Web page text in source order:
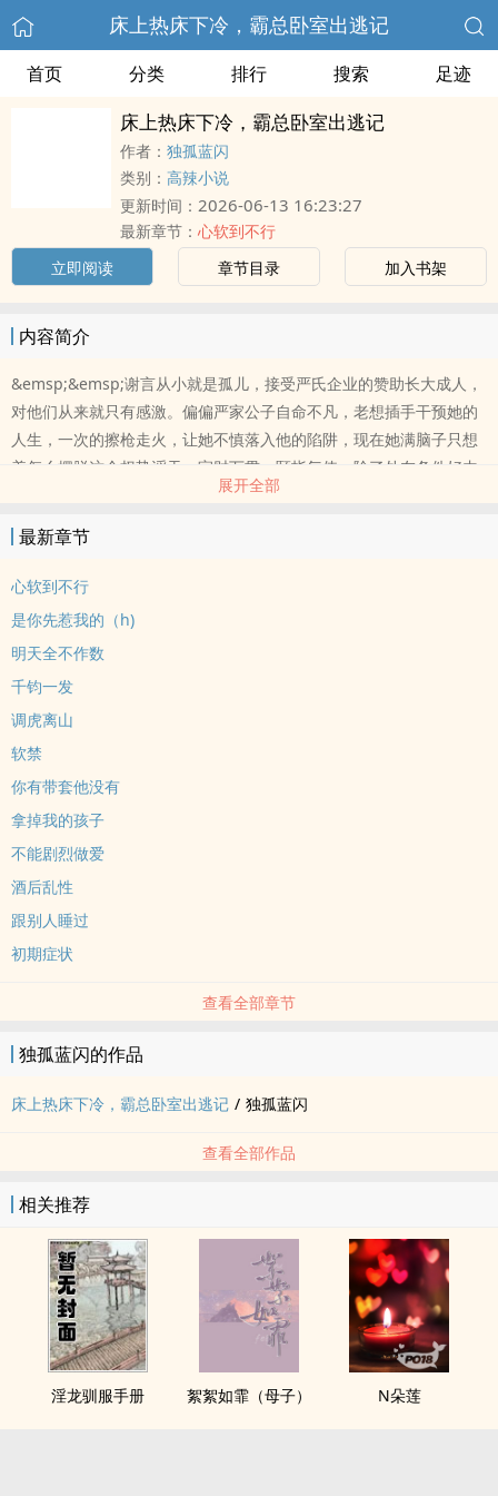
床上热床下冷，霸总卧室出逃记
首页 分类 排行 搜索 足迹
床上热床下冷，霸总卧室出逃记
作者： 独孤蓝闪
类别： 高辣小说
更新时间： 2026-06-13 16:23:27
最新章节： 心软到不行
立即阅读
章节目录 加入书架
内容简介
&emsp;&emsp;谢言从小就是孤儿，接受严氏企业的赞助长大成人，
对他们从来就只有感激。偏偏严家公子自命不凡，老想插手干预她的
人生，一次的擦枪走火，让她不慎落入他的陷阱，现在她满脑子只想
着怎么摆脱这个权势滔天、家财万贯、颐指气使、除了外在条件好内
在没有半点柔情的纨绔子弟。（本作品有繁體及簡體兩種版本）
展开全部
最新章节
心软到不行
是你先惹我的（h)
明天全不作数
千钧一发
调虎离山
软禁
你有带套他没有
拿掉我的孩子
不能剧烈做爱
酒后乱性
跟别人睡过
初期症状
查看全部章节
独孤蓝闪的作品
床上热床下冷，霸总卧室出逃记 / 独孤蓝闪
查看全部作品
相关推荐
淫龙驯服手册 絮絮如霏（母子） N朵莲